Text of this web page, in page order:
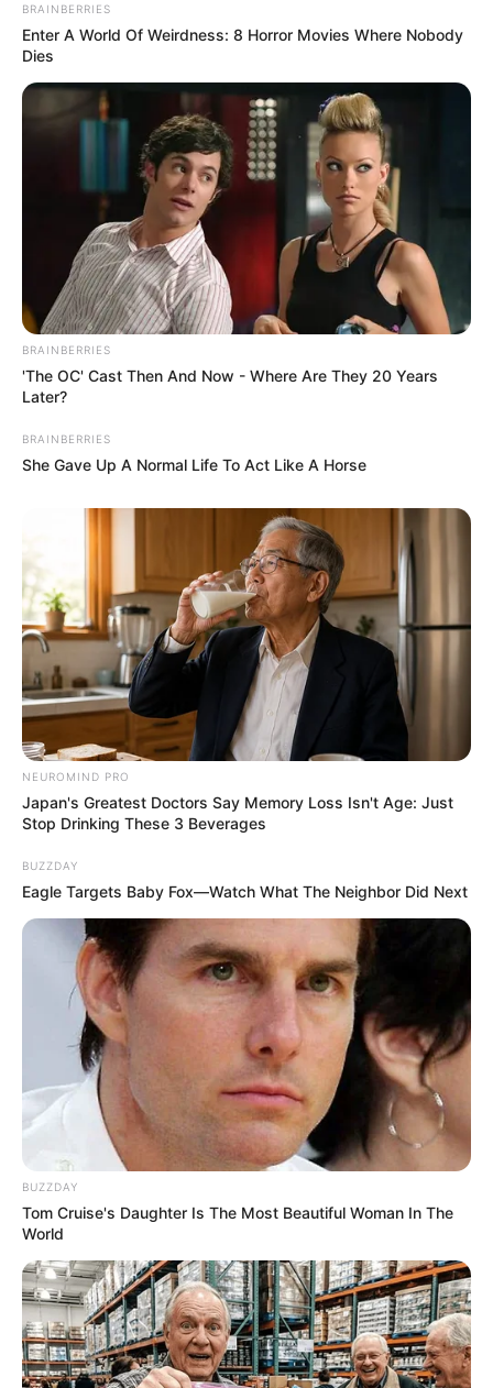
ΧΡΙΣΤΟΥΓΕΝΝΑ
ΤΑΥΤΟΤΗΤΑ ΚΑΙ ΕΠΙΚΟΙΝΩΝΙΑ ΟΡΟΙ ΧΡΗΣΗΣ
BRAINBERRIES
Enter A World Of Weirdness: 8 Horror Movies Where Nobody
Dies
BRAINBERRIES
'The OC' Cast Then And Now - Where Are They 20 Years
Later?
BRAINBERRIES
She Gave Up A Normal Life To Act Like A Horse
NEUROMIND PRO
Japan's Greatest Doctors Say Memory Loss Isn't Age: Just
Stop Drinking These 3 Beverages
BUZZDAY
Eagle Targets Baby Fox—Watch What The Neighbor Did Next
BUZZDAY
Tom Cruise's Daughter Is The Most Beautiful Woman In The
World